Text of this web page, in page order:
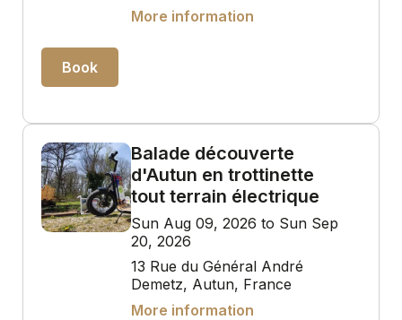
More information
Book
Balade découverte
d'Autun en trottinette
tout terrain électrique
Sun Aug 09, 2026 to Sun Sep
20, 2026
13 Rue du Général André
Demetz, Autun, France
More information